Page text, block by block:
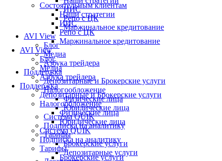
Состоятельным клиентам
Наши стратегии
ИИС
Репо с ЦК
Маржинальное кредитование
AVI View
Блог
Медиа
Азбука трейдера
Поддержка
Депозитарные и Брокерские услуги
Налогообложение
Физические лица
Юридические лица
Система QUIK
Подписка на аналитику
Тарифы
Брокерские услуги
ИИС
Репо с ЦК
Маржинальное кредитование
AVI View
Блог
Медиа
Азбука трейдера
Поддержка
Депозитарные и Брокерские услуги
Налогообложение
Физические лица
Юридические лица
Система QUIK
Подписка на аналитику
Тарифы
Брокерские услуги
Депозитарные услуги